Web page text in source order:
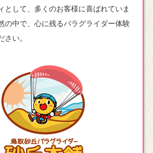
として、多くのお客様に喜ばれていま
の中で、心に残るパラグライダー体験
い。